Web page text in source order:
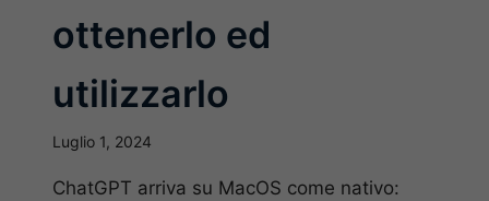
ottenerlo ed
utilizzarlo
Luglio 1, 2024
ChatGPT arriva su MacOS come nativo: